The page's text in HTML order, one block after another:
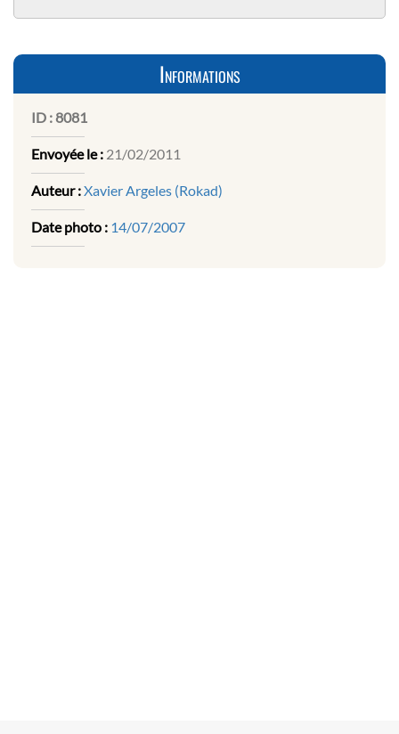
Informations
ID :8081
Envoyée le : 21/02/2011
Auteur :Xavier Argeles (Rokad)
Date photo : 14/07/2007